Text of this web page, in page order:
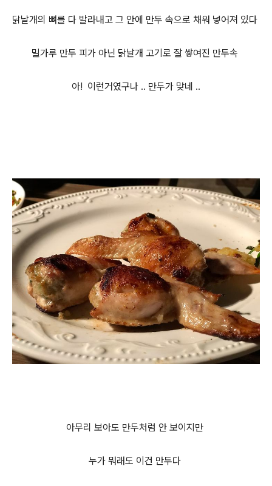
닭날개의 뼈를 다 발라내고 그 안에 만두 속으로 채워 넣어져 있다
밀가루 만두 피가 아닌 닭날개 고기로 잘 쌓여진 만두속
아! 이런거였구나 .. 만두가 맞네 ..
아무리 보아도 만두처럼 안 보이지만
누가 뭐래도 이건 만두다